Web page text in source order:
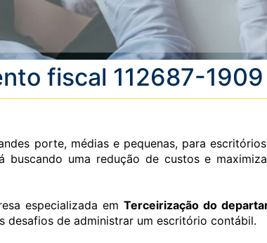
fiscal 112687-
porte, médias e pequenas, para
uma redução de custos e
especializada em Terceirização do
desafios de administrar um escritório contábil.